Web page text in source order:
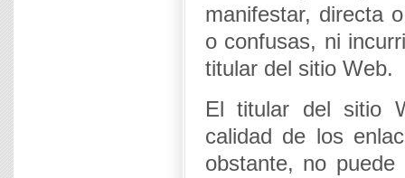
manifestar, directa
o confusas, ni
titular del sitio Web.
El titular del sitio
calidad de los
obstante, no